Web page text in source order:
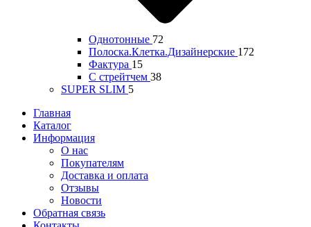
Однотонные 72
Полоска.Клетка.Дизайнерские 172
Фактура 15
С стрейтчем 38
SUPER SLIM 5
Главная
Каталог
Информация
О нас
Покупателям
Доставка и оплата
Отзывы
Новости
Обратная связь